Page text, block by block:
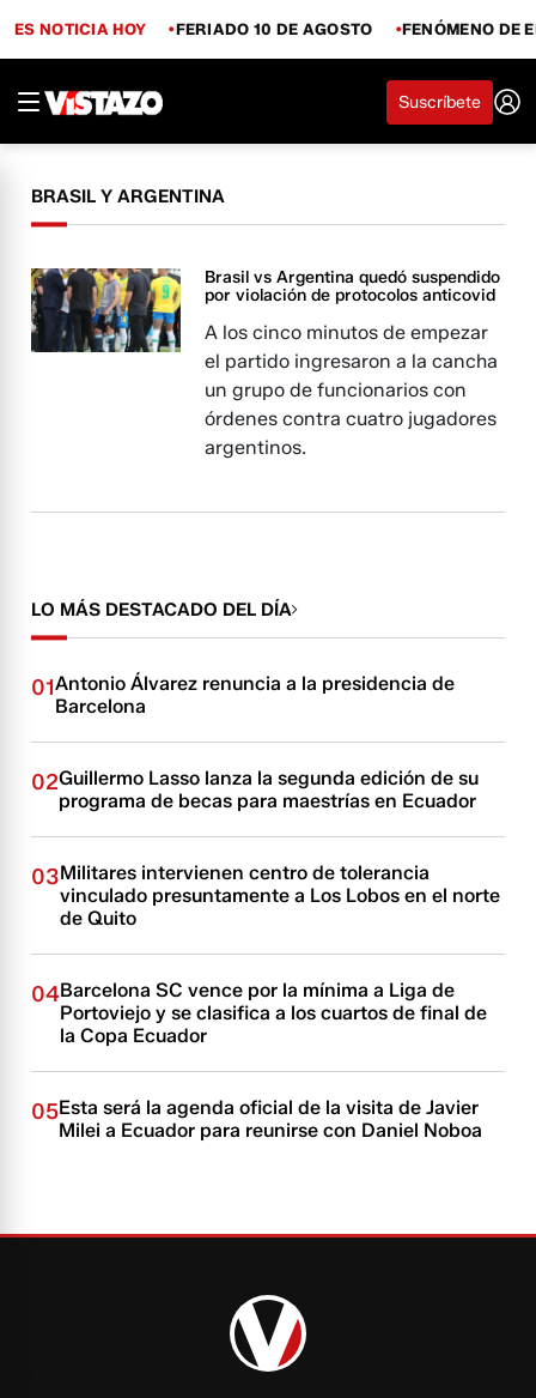
ES NOTICIA HOY FERIADO 10 DE AGOSTO FENÓMENO DE
Suscríbete
BRASIL Y ARGENTINA
Brasil vs Argentina quedó suspendido
por violación de protocolos anticovid
A los cinco minutos de empezar
el partido ingresaron a la cancha
un grupo de funcionarios con
órdenes contra cuatro jugadores
argentinos.
LO MÁS DESTACADO DEL DÍA
01Antonio Álvarez renuncia a la presidencia de
Barcelona
02Guillermo Lasso lanza la segunda edición de su
programa de becas para maestrías en Ecuador
03Militares intervienen centro de tolerancia
vinculado presuntamente a Los Lobos en el norte
de Quito
04Barcelona SC vence por la mínima a Liga de
Portoviejo y se clasifica a los cuartos de final de
la Copa Ecuador
05Esta será la agenda oficial de la visita de Javier
Milei a Ecuador para reunirse con Daniel Noboa